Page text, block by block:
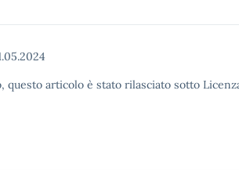
questo articolo è stato rilasciato sotto